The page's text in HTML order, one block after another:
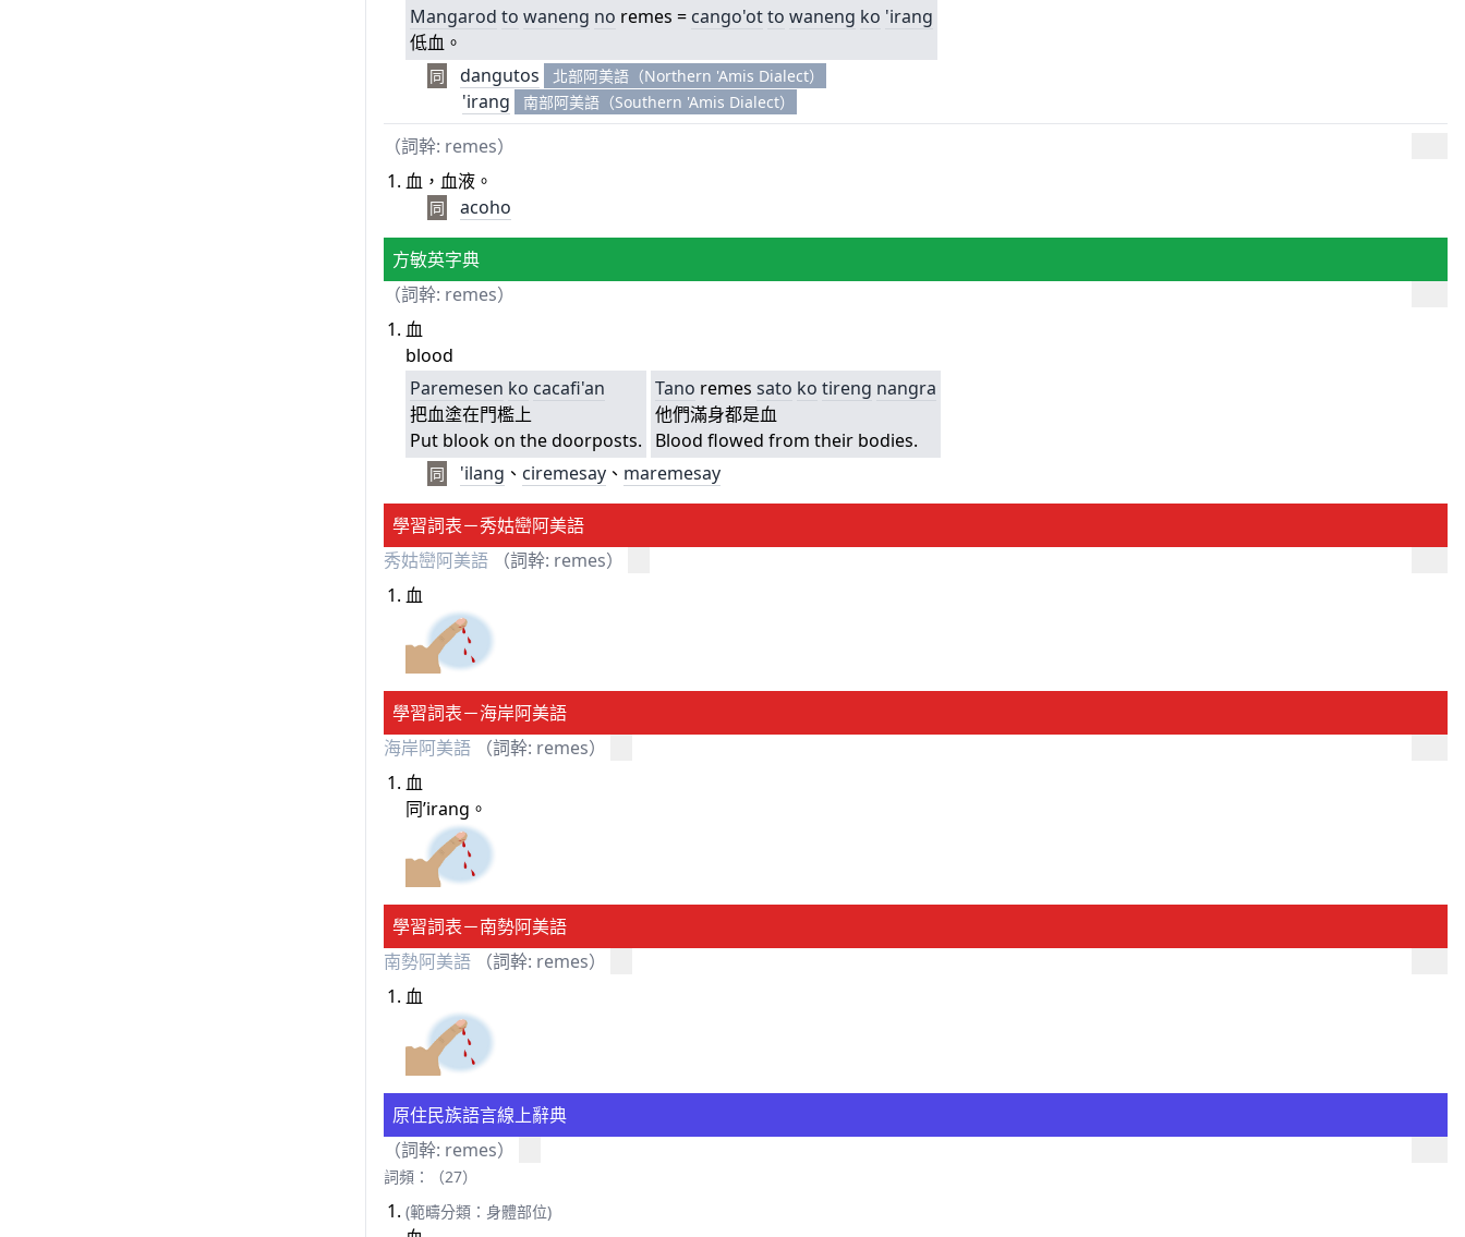
Mangarod to waneng no remes = cango'otto waneng ko 'irang
低血。
同 dangutos 北部阿美語（Northern 'Amis Dialect）
'irang 南部阿美語（Southern 'Amis Dialect）
（詞幹: remes）
血，血液。
同 acoho
方敏英字典
（詞幹: remes）
血
blood
Paremesen ko cacafi'an
把血塗在門檻上
Put blook on the doorposts.
Tano remes sato ko tireng nangra
他們滿身都是血
Blood flowed from their bodies.
同 'ilang 、 ciremesay 、 maremesay
學習詞表－秀姑巒阿美語
秀姑巒阿美語
（詞幹: remes）
血
學習詞表－海岸阿美語
海岸阿美語
（詞幹: remes）
血
同’irang。
學習詞表－南勢阿美語
南勢阿美語
（詞幹: remes）
血
原住民族語言線上辭典
（詞幹: remes）
詞頻：（27）
(範疇分類：身體部位)